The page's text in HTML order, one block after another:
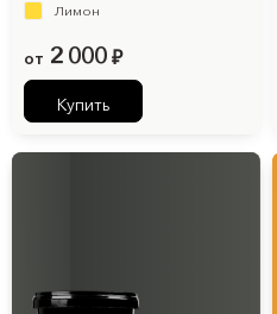
Лимон
от 2 000 ₽
Купить